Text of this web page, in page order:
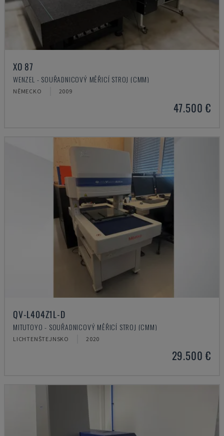
XO 87
WENZEL - SOUŘADNICOVÝ MĚŘICÍ STROJ (CMM)
NĚMECKO 2009
47.500 €
QV-L404Z1L-D
MITUTOYO - SOUŘADNICOVÝ MĚŘICÍ STROJ (CMM)
LICHTENŠTEJNSKO 2020
29.500 €